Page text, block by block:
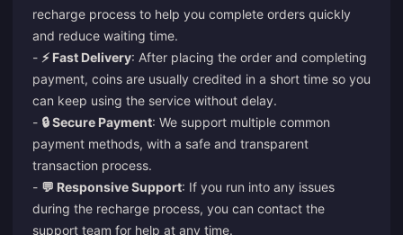
recharge process to help you complete orders quickly
and reduce waiting time.
- ⚡ Fast Delivery: After placing the order and completing
payment, coins are usually credited in a short time so you
can keep using the service without delay.
- 🔒 Secure Payment: We support multiple common
payment methods, with a safe and transparent
transaction process.
- 💬 Responsive Support: If you run into any issues
during the recharge process, you can contact the
support team for help at any time.